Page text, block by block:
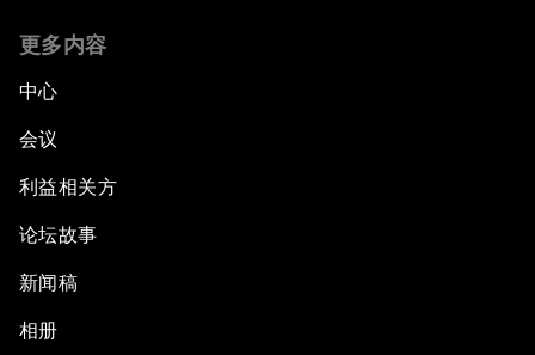
更多内容
中心
会议
利益相关方
论坛故事
新闻稿
相册